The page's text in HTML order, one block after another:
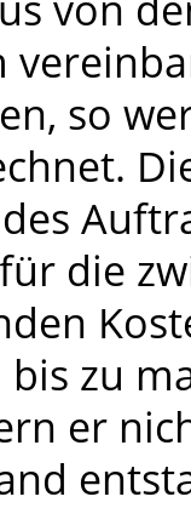
so
die
zu
er